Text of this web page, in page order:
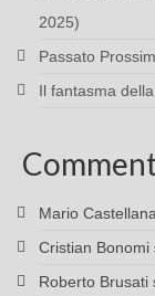
2025)
Passato
Il fantasma
Mario Castellana
Cristian Bonomi
Roberto Brusati